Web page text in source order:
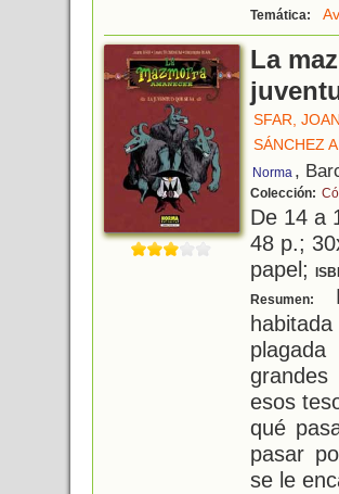
Temática:
La
SFAR,
SÁNCHEZ
Norma ,
Colección:
De 14 a
48 p.;
papel;
Resumen:
esos
qué
pasar
se le